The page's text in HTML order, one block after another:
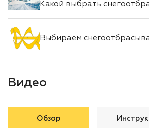
Какой выбрать
Выбираем
Видео
Обзор